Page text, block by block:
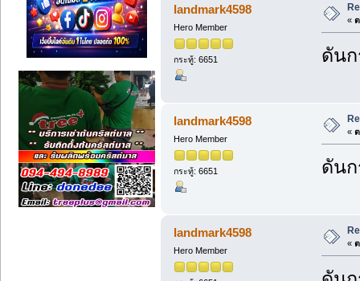
landmark4598
Hero Member
กระทู้: 6651
«
ดัน
landmark4598
Hero Member
กระทู้: 6651
«
ดัน
landmark4598
Hero Member
«